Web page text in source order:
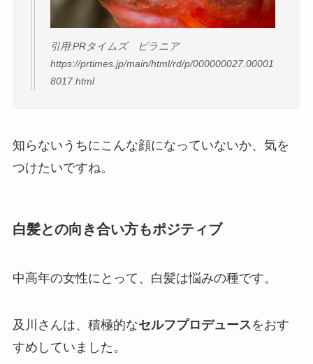
引用:PRタイムズ ピラニア
https://prtimes.jp/main/html/rd/p/000000027.00001
8017.html
知らないうちにこんな顔になっていないか、気を
つけたいですね。
白髪との向き合い方もポジティブ
中高年の女性にとって、白髪は悩みの種です。
及川さんは、積極的なセルフプロデュースをおす
すめしていました。